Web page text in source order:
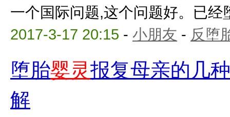
一个国际问题,这个问题好。已经
2017-3-17 20:15 - 小朋友 - 反堕
堕胎婴灵报复母亲的几
解